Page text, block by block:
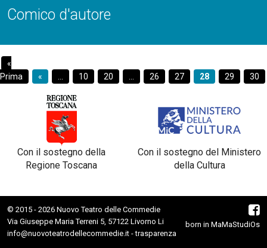
Comico d'autore
«
Prima
« ... 10 20 ... 26 27 28 29 30
Con il sostegno della
Regione Toscana
Con il sostegno del Ministero
della Cultura
© 2015 - 2026 Nuovo Teatro delle Commedie
Via Giuseppe Maria Terreni 5, 57122 Livorno Li
info@nuovoteatrodellecommedie.it -trasparenza
born in MaMaStudiOs